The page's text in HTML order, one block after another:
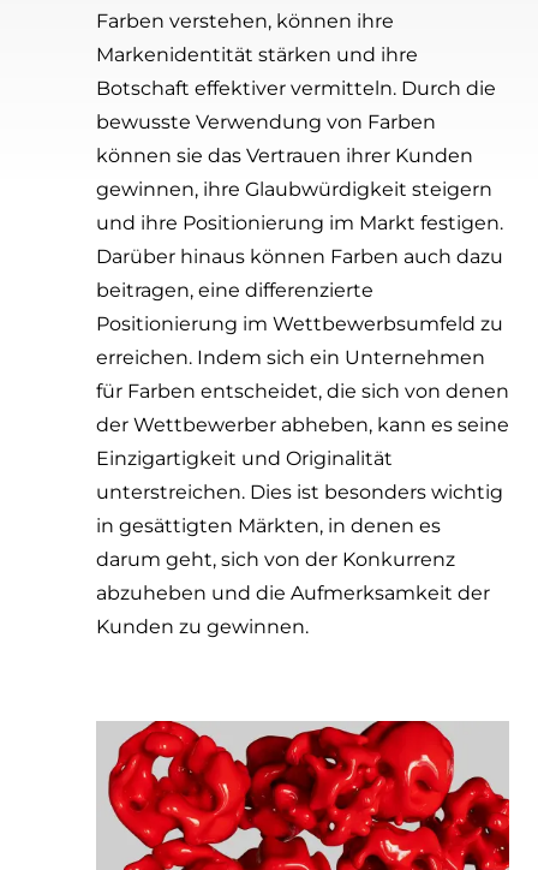
Farben verstehen, können ihre
Markenidentität stärken und ihre
Botschaft effektiver vermitteln. Durch die
bewusste Verwendung von Farben
können sie das Vertrauen ihrer Kunden
gewinnen, ihre Glaubwürdigkeit steigern
und ihre Positionierung im Markt festigen.
Darüber hinaus können Farben auch dazu
beitragen, eine differenzierte
Positionierung im Wettbewerbsumfeld zu
erreichen. Indem sich ein Unternehmen
für Farben entscheidet, die sich von denen
der Wettbewerber abheben, kann es seine
Einzigartigkeit und Originalität
unterstreichen. Dies ist besonders wichtig
in gesättigten Märkten, in denen es
darum geht, sich von der Konkurrenz
abzuheben und die Aufmerksamkeit der
Kunden zu gewinnen.